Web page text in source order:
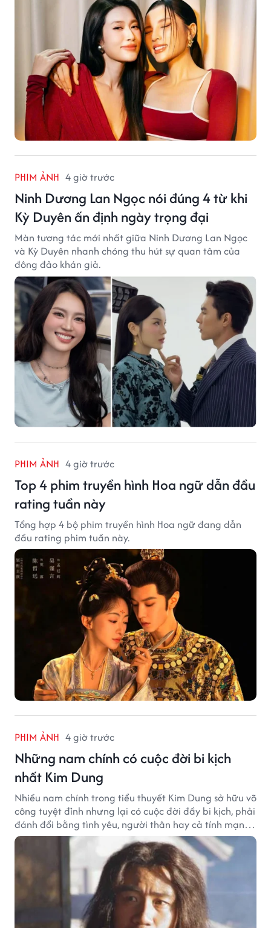
PHIM ẢNH 4 giờ trước
Ninh Dương Lan Ngọc nói đúng 4 từ khi
Kỳ Duyên ấn định ngày trọng đại
Màn tương tác mới nhất giữa Ninh Dương Lan Ngọc
và Kỳ Duyên nhanh chóng thu hút sự quan tâm của
đông đảo khán giả.
PHIM ẢNH 4 giờ trước
Top 4 phim truyền hình Hoa ngữ dẫn đầu
rating tuần này
Tổng hợp 4 bộ phim truyền hình Hoa ngữ đang dẫn
đầu rating phim tuần này.
PHIM ẢNH 4 giờ trước
Những nam chính có cuộc đời bi kịch
nhất Kim Dung
Nhiều nam chính trong tiểu thuyết Kim Dung sở hữu võ
công tuyệt đỉnh nhưng lại có cuộc đời đầy bi kịch, phải
đánh đổi bằng tình yêu, người thân hay cả tính mạng,
khiến độc giả không khỏi tiếc nuối.